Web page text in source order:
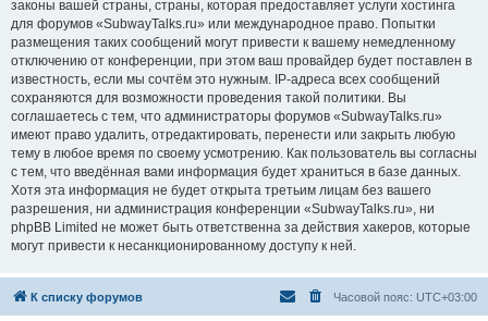
законы вашей страны, страны, которая предоставляет услуги хостинга
для форумов «SubwayTalks.ru» или международное право. Попытки
размещения таких сообщений могут привести к вашему немедленному
отключению от конференции, при этом ваш провайдер будет поставлен в
известность, если мы сочтём это нужным. IP-адреса всех сообщений
сохраняются для возможности проведения такой политики. Вы
соглашаетесь с тем, что администраторы форумов «SubwayTalks.ru»
имеют право удалить, отредактировать, перенести или закрыть любую
тему в любое время по своему усмотрению. Как пользователь вы согласны
с тем, что введённая вами информация будет храниться в базе данных.
Хотя эта информация не будет открыта третьим лицам без вашего
разрешения, ни администрация конференции «SubwayTalks.ru», ни
phpBB Limited не может быть ответственна за действия хакеров, которые
могут привести к несанкционированному доступу к ней.
К списку форумов Часовой пояс: UTC+03:00